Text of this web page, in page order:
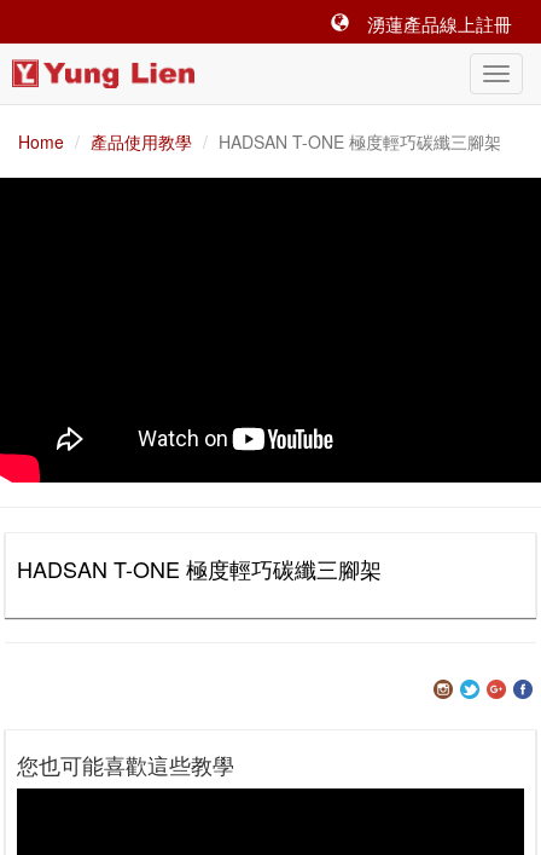
湧蓮產品線上註冊
Home 產品使用教學 HADSAN T-ONE 極度輕巧碳纖三腳架
HADSAN T-ONE 極度輕巧碳纖三腳架
您也可能喜歡這些教學